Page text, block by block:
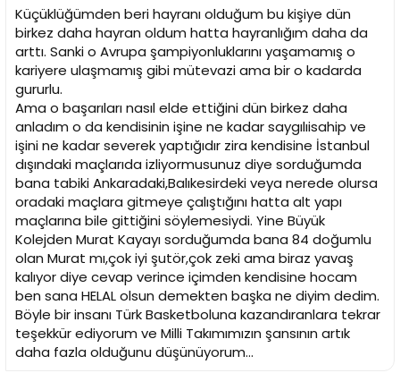
n
h
i
Küçüklüğümden beri hayranı olduğum bu kişiye dün
birkez daha hayran oldum hatta hayranlığım daha da
arttı. Sanki o Avrupa şampiyonluklarını yaşamamış o
kariyere ulaşmamış gibi mütevazi ama bir o kadarda
gururlu.
Ama o başarıları nasıl elde ettiğini dün birkez daha
anladım o da kendisinin işine ne kadar saygılıisahip ve
işini ne kadar severek yaptığıdır zira kendisine İstanbul
dışındaki maçlarıda izliyormusunuz diye sorduğumda
bana tabiki Ankaradaki,Balıkesirdeki veya nerede olursa
oradaki maçlara gitmeye çalıştığını hatta alt yapı
maçlarına bile gittiğini söylemesiydi. Yine Büyük
Kolejden Murat Kayayı sorduğumda bana 84 doğumlu
olan Murat mı,çok iyi şutör,çok zeki ama biraz yavaş
kalıyor diye cevap verince içimden kendisine hocam
ben sana HELAL olsun demekten başka ne diyim dedim.
Böyle bir insanı Türk Basketboluna kazandıranlara tekrar
teşekkür ediyorum ve Milli Takımımızın şansının artık
daha fazla olduğunu düşünüyorum...